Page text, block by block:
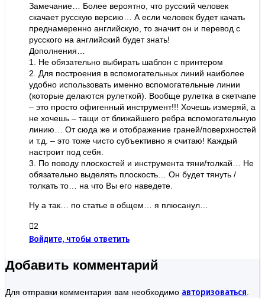
Замечание… Более вероятно, что русский человек
скачает русскую версию… А если человек будет качать
преднамеренно английскую, то значит он и перевод с
русского на английский будет знать!
Дополнения…
1. Не обязательно выбирать шаблон с принтером
2. Для построения в вспомогательных линий наиболее
удобно использовать именно вспомогательные линии
(которые делаются рулеткой). Вообще рулетка в скетчапе
– это просто офигенный инструмент!!! Хочешь измеряй, а
не хочешь – тащи от ближайшего ребра вспомогательную
линию… От сюда же и отображение граней/поверхностей
и т.д. – это тоже чисто субъективно я считаю! Каждый
настроит под себя.
3. По поводу плоскостей и инструмента тяни/толкай… Не
обязательно выделять плоскость… Он будет тянуть /
толкать то… на что Вы его наведете.
Ну а так… по статье в общем… я плюсанул…
2
Войдите, чтобы ответить
Добавить комментарий
Для отправки комментария вам необходимо авторизоваться